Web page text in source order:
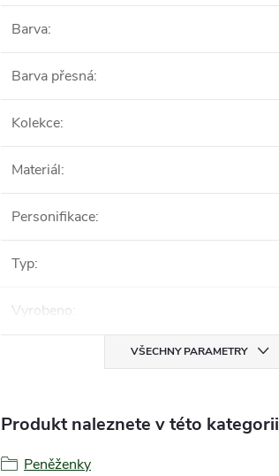
Barva:
Barva přesná:
Kolekce:
Materiál:
Personifikace:
Typ:
Vyrobeno:
VŠECHNY PARAMETRY
Produkt naleznete v této kategorii
Peněženky